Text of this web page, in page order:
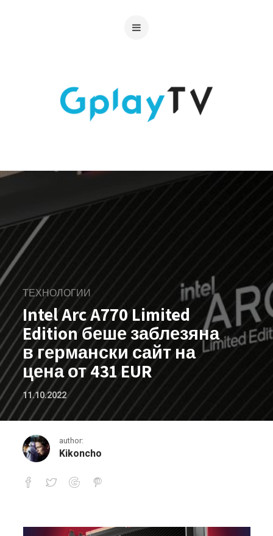
ТЕХНОЛОГИИ
Intel Arc A770 Limited
Edition беше заблезяна
в германски сайт на
цена от 431 EUR
11.10.2022
author:
Kikoncho
Intel Arc A770 Limited Edition беше